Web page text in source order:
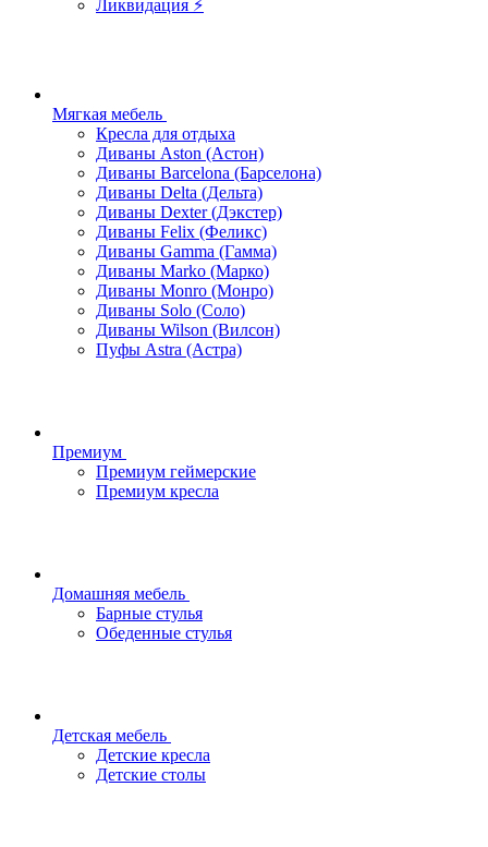
Ликвидация ⚡
Мягкая мебель
Кресла для отдыха
Диваны Aston (Астон)
Диваны Barcelona (Барселона)
Диваны Delta (Дельта)
Диваны Dexter (Дэкстер)
Диваны Felix (Феликс)
Диваны Gamma (Гамма)
Диваны Marko (Марко)
Диваны Monro (Монро)
Диваны Solo (Соло)
Диваны Wilson (Вилсон)
Пуфы Astra (Астра)
Премиум
Премиум геймерские
Премиум кресла
Домашняя мебель
Барные стулья
Обеденные стулья
Детская мебель
Детские кресла
Детские столы